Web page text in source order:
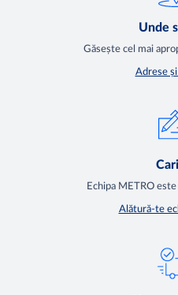
Unde
Găsește cel mai
Adrese
Echipa METRO
Alătură-te